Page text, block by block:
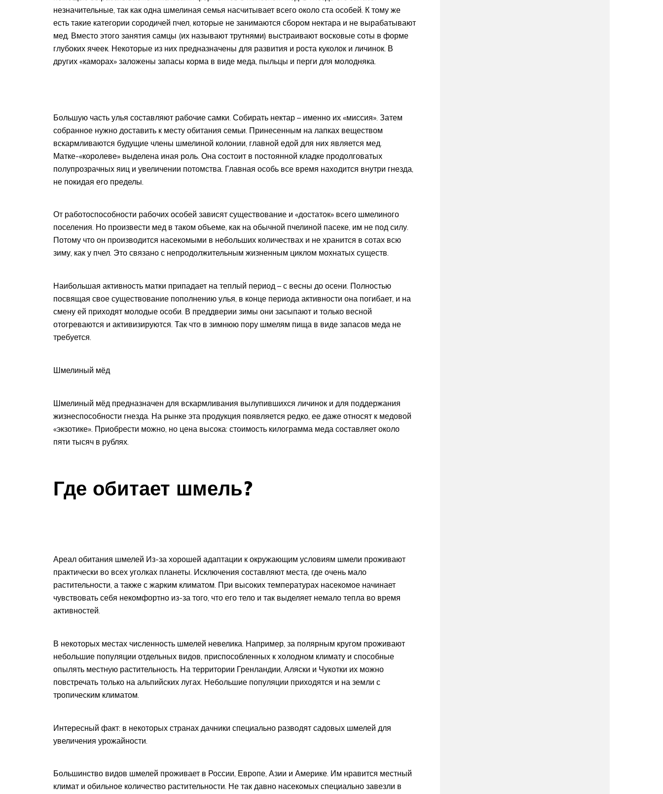
незначительные, так как одна шмелиная семья насчитывает всего около ста особей. К тому же
есть такие категории сородичей пчел, которые не занимаются сбором нектара и не вырабатывают
мед. Вместо этого занятия самцы (их называют трутнями) выстраивают восковые соты в форме
глубоких ячеек. Некоторые из них предназначены для развития и роста куколок и личинок. В
других «каморах» заложены запасы корма в виде меда, пыльцы и перги для молодняка.
Большую часть улья составляют рабочие самки. Собирать нектар – именно их «миссия». Затем
собранное нужно доставить к месту обитания семьи. Принесенным на лапках веществом
вскармливаются будущие члены шмелиной колонии, главной едой для них является мед.
Матке-«королеве» выделена иная роль. Она состоит в постоянной кладке продолговатых
полупрозрачных яиц и увеличении потомства. Главная особь все время находится внутри гнезда,
не покидая его пределы.
От работоспособности рабочих особей зависят существование и «достаток» всего шмелиного
поселения. Но произвести мед в таком объеме, как на обычной пчелиной пасеке, им не под силу.
Потому что он производится насекомыми в небольших количествах и не хранится в сотах всю
зиму, как у пчел. Это связано с непродолжительным жизненным циклом мохнатых существ.
Наибольшая активность матки припадает на теплый период – с весны до осени. Полностью
посвящая свое существование пополнению улья, в конце периода активности она погибает, и на
смену ей приходят молодые особи. В преддверии зимы они засыпают и только весной
отогреваются и активизируются. Так что в зимнюю пору шмелям пища в виде запасов меда не
требуется.
Шмелиный мёд
Шмелиный мёд предназначен для вскармливания вылупившихся личинок и для поддержания
жизнеспособности гнезда. На рынке эта продукция появляется редко, ее даже относят к медовой
«экзотике». Приобрести можно, но цена высока: стоимость килограмма меда составляет около
пяти тысяч в рублях.
Где обитает шмель?
Ареал обитания шмелей Из-за хорошей адаптации к окружающим условиям шмели проживают
практически во всех уголках планеты. Исключения составляют места, где очень мало
растительности, а также с жарким климатом. При высоких температурах насекомое начинает
чувствовать себя некомфортно из-за того, что его тело и так выделяет немало тепла во время
активностей.
В некоторых местах численность шмелей невелика. Например, за полярным кругом проживают
небольшие популяции отдельных видов, приспособленных к холодном климату и способные
опылять местную растительность. На территории Гренландии, Аляски и Чукотки их можно
повстречать только на альпийских лугах. Небольшие популяции приходятся и на земли с
тропическим климатом.
Интересный факт: в некоторых странах дачники специально разводят садовых шмелей для
увеличения урожайности.
Большинство видов шмелей проживает в России, Европе, Азии и Америке. Им нравится местный
климат и обильное количество растительности. Не так давно насекомых специально завезли в